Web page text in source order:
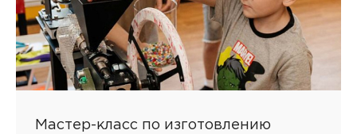
Мастер-класс по изготовлению